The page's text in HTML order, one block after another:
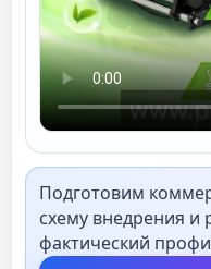
Подготовим
схему внедрения и
фактический